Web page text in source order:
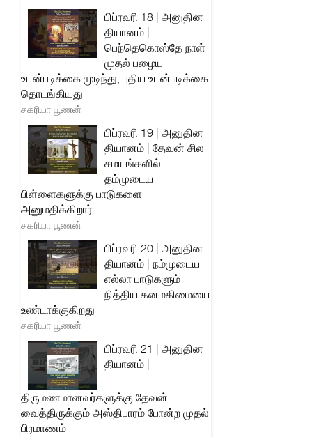
பிப்ரவரி 18 | அனுதின
தியானம் |
பெந்தெகொஸ்தே நாள்
முதல் பழைய
உடன்படிக்கை முடிந்து, புதிய உடன்படிக்கை
தொடங்கியது
சகரியா பூணன்
பிப்ரவரி 19 | அனுதின
தியானம் | தேவன் சில
சமயங்களில்
தம்முடைய
பிள்ளைகளுக்கு பாடுகளை
அனுமதிக்கிறார்
சகரியா பூணன்
பிப்ரவரி 20 | அனுதின
தியானம் | நம்முடைய
எல்லா பாடுகளும்
நித்திய கனமகிமையை
உண்டாக்குகிறது
சகரியா பூணன்
பிப்ரவரி 21 | அனுதின
தியானம் |
திருமணமானவர்களுக்கு தேவன்
வைத்திருக்கும் அஸ்திபாரம் போன்ற முதல்
பிரமாணம்